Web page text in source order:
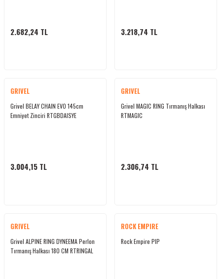
2.682,24 TL 3.218,74 TL
GRIVEL
Grivel BELAY CHAIN EVO 145cm
Emniyet Zinciri RTGBDAISYE
3.004,15 TL
GRIVEL
Grivel MAGIC RING Tırmanış Halkası
RTMAGIC
2.306,74 TL
GRIVEL
Grivel ALPINE RING DYNEEMA Perlon
Tırmanış Halkası 180 CM RTRINGAL
ROCK EMPIRE
Rock Empire PIP